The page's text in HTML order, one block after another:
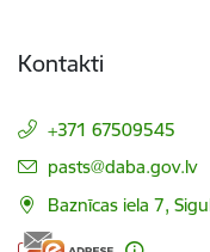
Kontakti
+371 67509545
E-pasts:
pasts@daba.gov.lv
Baznīcas iela 7,